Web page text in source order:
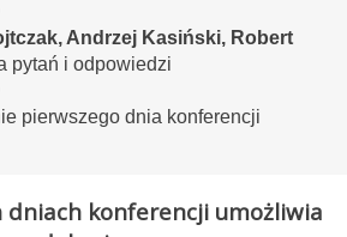
Andrzej Kasiński, Robert
pytań i odpowiedzi
pierwszego dnia konferencji
dniach konferencji umożliwia